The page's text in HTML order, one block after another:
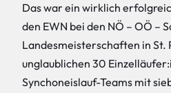
Das war ein wirklich
den EWN bei den NÖ – OÖ –
Landesmeisterschaften in St.
unglaublichen 30
Synchoneislauf-Teams mit